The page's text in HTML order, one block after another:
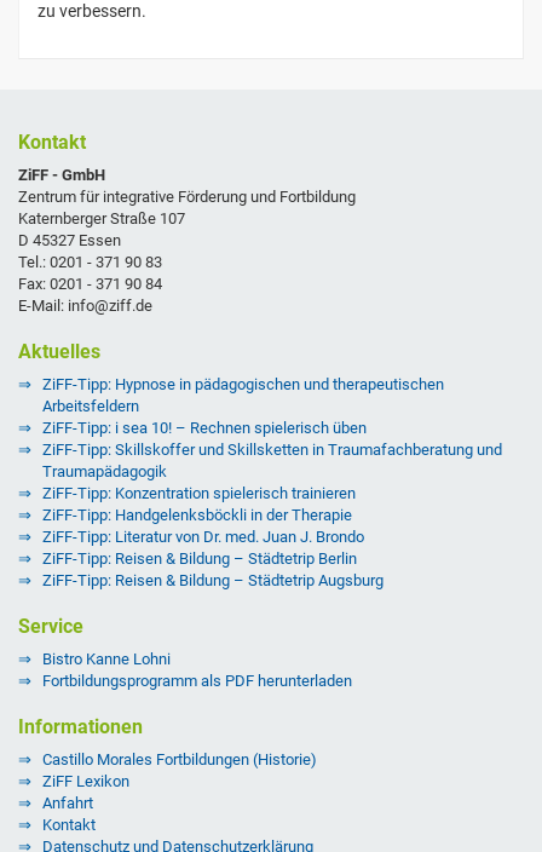
zu verbessern.
Kontakt
ZiFF - GmbH
Zentrum für integrative Förderung und Fortbildung
Katernberger Straße 107
D 45327 Essen
Tel.: 0201 - 371 90 83
Fax: 0201 - 371 90 84
E-Mail: info@ziff.de
Aktuelles
ZiFF-Tipp: Hypnose in pädagogischen und therapeutischen
Arbeitsfeldern
ZiFF-Tipp: i sea 10! – Rechnen spielerisch üben
ZiFF-Tipp: Skillskoffer und Skillsketten in Traumafachberatung und
Traumapädagogik
ZiFF-Tipp: Konzentration spielerisch trainieren
ZiFF-Tipp: Handgelenksböckli in der Therapie
ZiFF-Tipp: Literatur von Dr. med. Juan J. Brondo
ZiFF-Tipp: Reisen & Bildung – Städtetrip Berlin
ZiFF-Tipp: Reisen & Bildung – Städtetrip Augsburg
Service
Bistro Kanne Lohni
Fortbildungsprogramm als PDF herunterladen
Informationen
Castillo Morales Fortbildungen (Historie)
ZiFF Lexikon
Anfahrt
Kontakt
Datenschutz und Datenschutzerklärung